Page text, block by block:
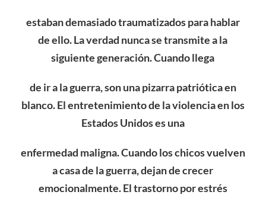
estaban demasiado traumatizados para hablar
de ello. La verdad nunca se transmite a la
siguiente generación. Cuando llega
de ir a la guerra, son una pizarra patriótica en
blanco. Elentretenimiento de la violencia en los
Estados Unidos es una
enfermedad maligna. Cuando los chicos vuelven
a casa de la guerra, dejan de crecer
emocionalmente. Eltrastorno por estrés